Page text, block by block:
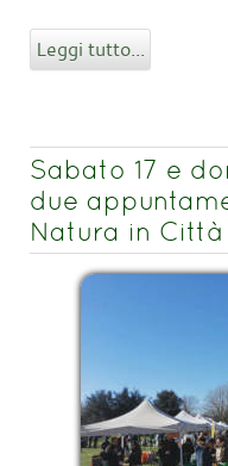
Leggi tutto...
Sabato 17 e
due
Natura in Città